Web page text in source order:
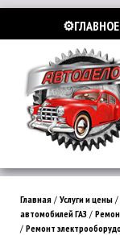
Главная / Услуги и цены /
автомобилей ГАЗ /
/ Ремонт